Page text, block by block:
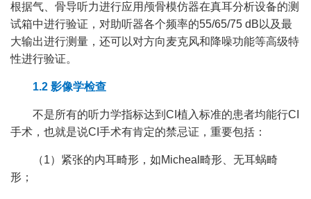
根据气、骨导听力进行应用颅骨模仿器在真耳分析设备的测
试箱中进行验证，对助听器各个频率的55/65/75 dB以及最
大输出进行测量，还可以对方向麦克风和降噪功能等高级特
性进行验证。
1.2 影像学检查
不是所有的听力学指标达到CI植入标准的患者均能行CI
手术，也就是说CI手术有肯定的禁忌证，重要包括：
（1）紧张的内耳畸形，如Micheal畸形、无耳蜗畸
形；